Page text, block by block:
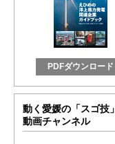
PDFダウンロード
動く愛媛の「スゴ技」
動画チャンネル